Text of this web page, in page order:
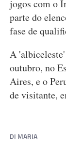
jogos com o
parte do
fase de
A
outubro, no
Aires, e o
de visitante,
DI MARIA